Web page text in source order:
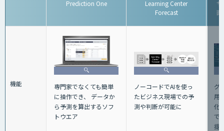
Prediction One
Learning Center
Forecast
サ
画
機能
専門家でなくても簡単
に操作でき、 データか
ら予測を算出するソフ
トウエア
ノーコードでAIを使っ
たビジネス現場での予
測や判断が可能に
グ
用
化
で"
提